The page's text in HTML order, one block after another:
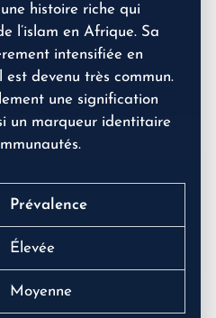
histoire riche qui
l’islam en Afrique. Sa
intensifiée en
est devenu très commun.
une signification
un marqueur identitaire
Prévalence
Élevée
Moyenne